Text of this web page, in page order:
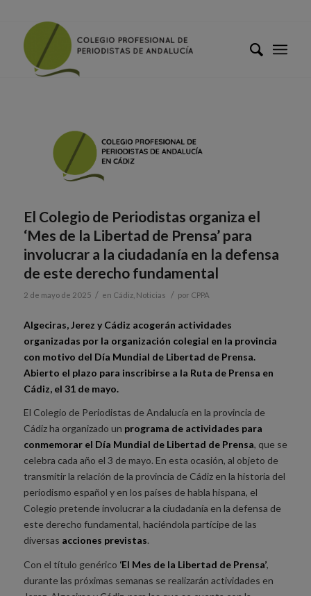
El Colegio de Periodistas organiza el
‘Mes de la Libertad de Prensa’ para
involucrar a la ciudadanía en la defensa
de este derecho fundamental
2 de mayo de 2025 / en Cádiz, Noticias / por CPPA
Algeciras, Jerez y Cádiz acogerán actividades
organizadas por la organización colegial en la provincia
con motivo del Día Mundial de Libertad de Prensa.
Abierto el plazo para inscribirse a la Ruta de Prensa en
Cádiz, el 31 de mayo.
El Colegio de Periodistas de Andalucía en la provincia de
Cádiz ha organizado un programa de actividades para
conmemorar el Día Mundial de Libertad de Prensa, que se
celebra cada año el 3 de mayo. En esta ocasión, al objeto de
transmitir la relación de la provincia de Cádiz en la historia del
periodismo español y en los países de habla hispana, el
Colegio pretende involucrar a la ciudadanía en la defensa de
este derecho fundamental, haciéndola partícipe de las
diversas acciones previstas.
Con el título genérico ‘El Mes de la Libertad de Prensa’,
durante las próximas semanas se realizarán actividades en